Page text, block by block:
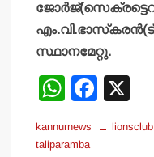
സ്ഥാനമേറ്റു.
W
at
F
c
kannurnews lionsclub
taliparamba